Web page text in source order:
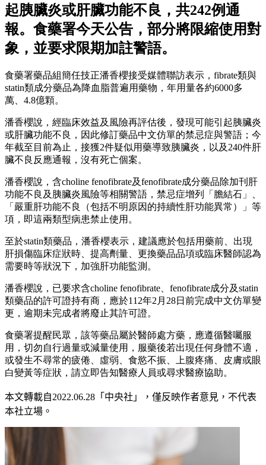
起胰臟炎或肝臟功能不良，共242例通
報。食藥署今天公告，部分將限縮使用對
象，並要求限期加註警語。
食藥署藥品組簡任技正潘香櫻接受媒體聯訪表示，fibrate類與
statin類成分藥品為降血脂普遍用藥物，年用量各約6000多
萬、4.8億顆。
潘香櫻說，經臨床效益及風險再評估後，發現可能引起胰臟炎
或肝臟功能不良，因此修訂藥品中文仿單的禁忌症與警語；今
年截至目前為止，接獲2件疑似用藥導致胰臟炎，以及240件肝
臟不良反應通報，沒有死亡個案。
潘香櫻說，含choline fenofibrate及fenofibrate成分藥品除加刊肝
功能不良及胰臟炎風險等相關警語，禁忌症增列「膽結石」、
「嚴重肝功能不良（包括不明原因的持續性肝功能異常）」等
項，即這兩類型病患禁止使用。
至於statin類藥品，潘香櫻表示，建議應於包括用藥前、出現
肝損傷臨床症狀時、提高劑量、更換藥品品項或臨床醫師認為
需要時等狀況下，加強肝功能監測。
潘香櫻說，已要求含choline fenofibrate、fenofibrate成分及statin
類藥品的許可證持有商，應於112年2月28日前完成中文仿單變
更，逾期未完成者將廢止其許可證。
食藥署提醒民眾，該等藥品屬於醫師處方藥，應遵循醫囑服
用，切勿自行過量或減量使用，服藥後若出現任何身體不適，
或發生不尋常的疲倦、虛弱、食慾不振、上腹疼痛、皮膚或眼
白變黃等症狀，請立即告知醫療人員或尋求醫療協助。
本文轉載自2022.06.28 「中央社」
，僅反映作者意見，不代表
本社立場。